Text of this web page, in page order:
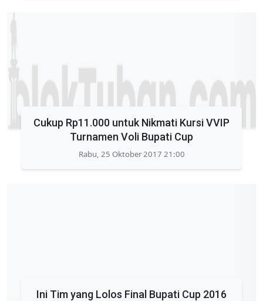
Cukup Rp11.000 untuk Nikmati Kursi VVIP
Turnamen Voli Bupati Cup
Rabu, 25 Oktober 2017 21:00
Ini Tim yang Lolos Final Bupati Cup 2016